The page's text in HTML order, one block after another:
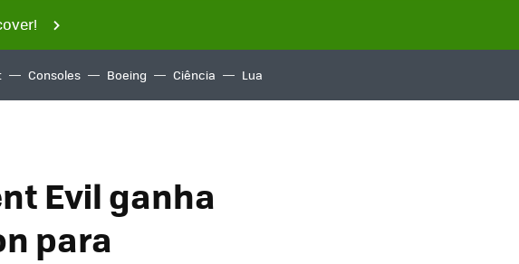
Consoles Boeing Ciência Lua
Evil ganha
para